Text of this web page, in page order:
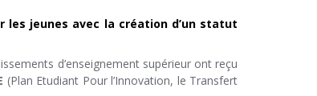
les jeunes avec la création d’un statut
d’enseignement supérieur ont reçu
(Plan Etudiant Pour l’Innovation, le Transfert